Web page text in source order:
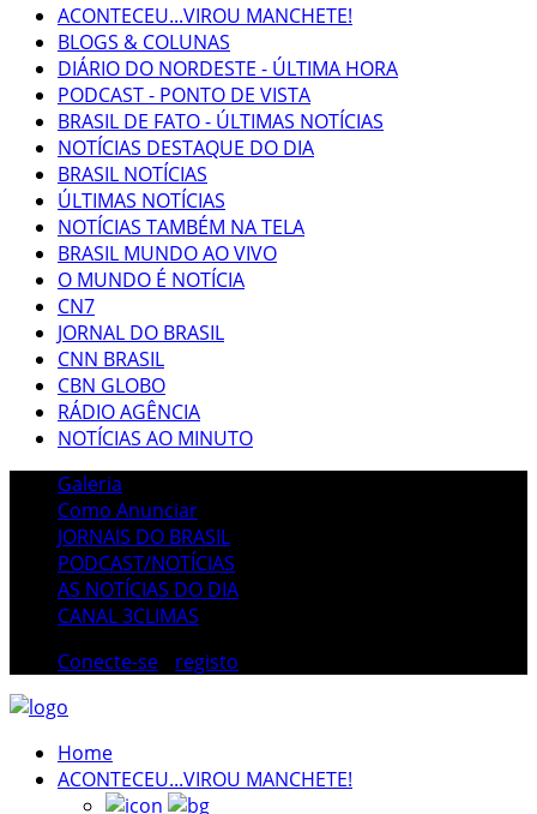
ACONTECEU...VIROU MANCHETE!
BLOGS & COLUNAS
DIÁRIO DO NORDESTE - ÚLTIMA HORA
PODCAST - PONTO DE VISTA
BRASIL DE FATO - ÚLTIMAS NOTÍCIAS
NOTÍCIAS DESTAQUE DO DIA
BRASIL NOTÍCIAS
ÚLTIMAS NOTÍCIAS
NOTÍCIAS TAMBÉM NA TELA
BRASIL MUNDO AO VIVO
O MUNDO É NOTÍCIA
CN7
JORNAL DO BRASIL
CNN BRASIL
CBN GLOBO
RÁDIO AGÊNCIA
NOTÍCIAS AO MINUTO
Galeria
Como Anunciar
JORNAIS DO BRASIL
PODCAST/NOTÍCIAS
AS NOTÍCIAS DO DIA
CANAL 3CLIMAS
Conecte-se
registo
Home
ACONTECEU...VIROU MANCHETE!